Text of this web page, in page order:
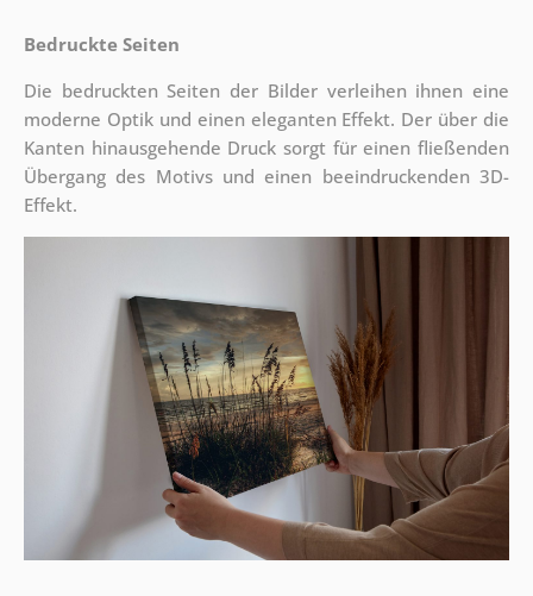
Bedruckte Seiten
Die bedruckten Seiten der Bilder verleihen ihnen eine
moderne Optik und einen eleganten Effekt. Der über die
Kanten hinausgehende Druck sorgt für einen fließenden
Übergang des Motivs und einen beeindruckenden 3D-
Effekt.